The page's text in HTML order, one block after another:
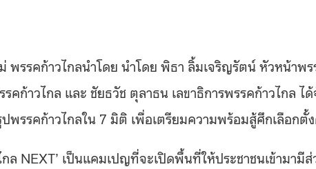
รรคก้าวไกลนำโดย นำโดย พิธา ลิ้มเจริญรัตน์ หัวหน้าพร
ก้าวไกล และ ชัยธวัช ตุลาธน เลขาธิการพรรคก้าวไกล ได้
พรรคก้าวไกลใน 7 มิติ เพื่อเตรียมความพร้อมสู้ศึกเลือกตั้
ล NEXT’ เป็นแคมเปญที่จะเปิดพื้นที่ให้ประชาชนเข้ามามีส่